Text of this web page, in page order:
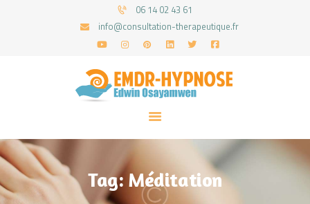
06 14 02 43 61
info@consultation-therapeutique.fr
Tag: Méditation
ACCUEIL
MON APPROCHE
ARTICLES
CONSULTATIONS
PRENEZ UN RDV